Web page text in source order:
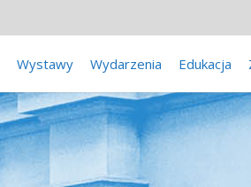
Wystawy Wydarzenia Edukacja